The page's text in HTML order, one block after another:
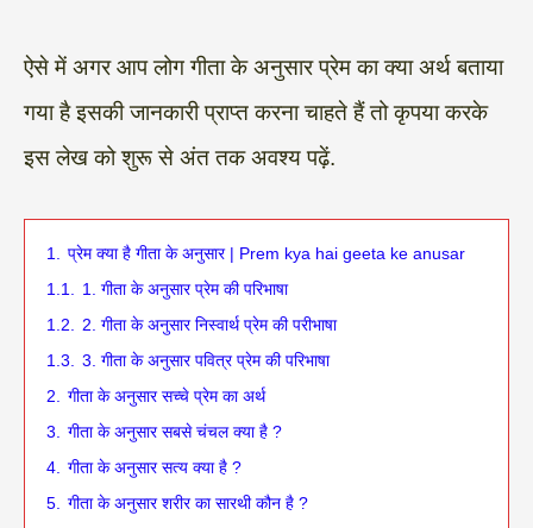
ऐसे में अगर आप लोग गीता के अनुसार प्रेम का क्या अर्थ बताया
गया है इसकी जानकारी प्राप्त करना चाहते हैं तो कृपया करके
इस लेख को शुरू से अंत तक अवश्य पढ़ें.
1. प्रेम क्या है गीता के अनुसार | Prem kya hai geeta ke anusar
1.1. 1. गीता के अनुसार प्रेम की परिभाषा
1.2. 2. गीता के अनुसार निस्वार्थ प्रेम की परीभाषा
1.3. 3. गीता के अनुसार पवित्र प्रेम की परिभाषा
2. गीता के अनुसार सच्चे प्रेम का अर्थ
3. गीता के अनुसार सबसे चंचल क्या है ?
4. गीता के अनुसार सत्य क्या है ?
5. गीता के अनुसार शरीर का सारथी कौन है ?